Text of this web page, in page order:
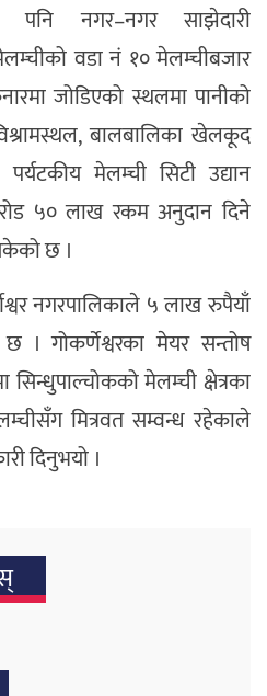
नगर–नगर साझेदारी
वडा नं १० मेलम्चीबजार
जोडिएको स्थलमा पानीको
बालबालिका खेलकूद
मेलम्ची सिटी उद्यान
५० लाख रकम अनुदान दिने
छ ।
नगरपालिकाले ५ लाख रुपैयाँ
। गोकर्णेश्वरका मेयर सन्तोष
सिन्धुपाल्चोकको मेलम्ची क्षेत्रका
मित्रवत सम्वन्ध रहेकाले
दिनुभयो ।